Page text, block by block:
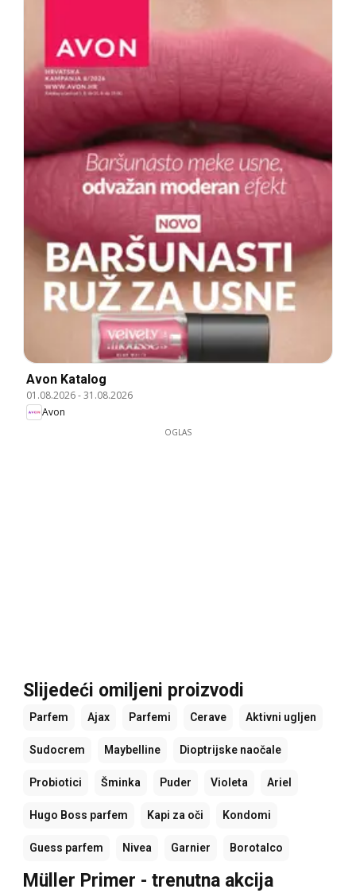
Avon Katalog
01.08.2026-31.08.2026
Avon
OGLAS
Slijedeći omiljeni proizvodi
Parfem Ajax Parfemi Cerave Aktivni ugljen
Sudocrem Maybelline Dioptrijske naočale
Probiotici Šminka Puder Violeta Ariel
Hugo Boss parfem Kapi za oči Kondomi
Guess parfem Nivea Garnier Borotalco
Müller Primer - trenutna akcija